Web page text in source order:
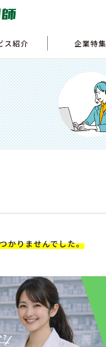
ス紹介 企業特集
かりませんでした。